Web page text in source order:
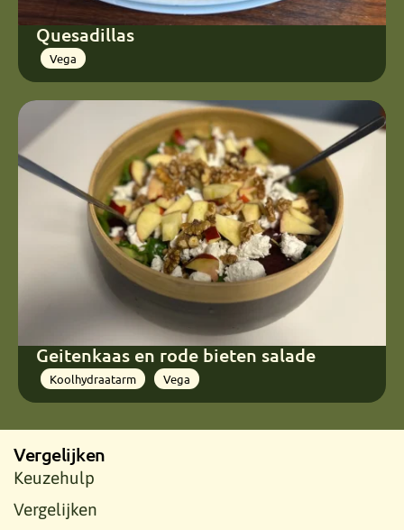
Quesadillas
Vega
Geitenkaas en rode bieten salade
Koolhydraatarm Vega
Vergelijken
Keuzehulp
Vergelijken